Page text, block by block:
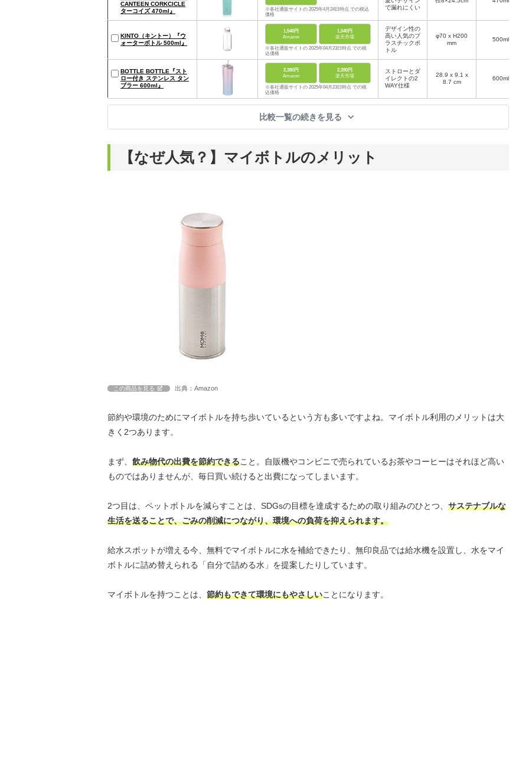
CANTEEN CORKCICLE
ターコイズ 470ml』
※各社通販サイトの 2025年4月24日時点 での税込
価格
で漏れにくい
KINTO（キントー）『ウ
ォーターボトル 500ml』
1,540円
Amazon
1,540円
楽天市場
※各社通販サイトの 2025年04月23日時点 での税
込価格
デザイン性の
高い人気のプ
ラスチックボ
トル
φ70 x H200
mm
500ml
BOTTLE BOTTLE『スト
ロー付き ステンレス タン
ブラー 600ml』
2,380円
Amazon
2,280円
楽天市場
※各社通販サイトの 2025年04月23日時点 での税
込価格
ストローとダ
イレクトの2
WAY仕様
28.9 x 9.1 x
8.7 cm
600ml
比較一覧の続きを見る
【なぜ人気？】マイボトルのメリット
この商品を見る 出典：Amazon
節約や環境のためにマイボトルを持ち歩いているという方も多いですよね。マイボトル利用のメリットは大
きく2つあります。
まず、 飲み物代の出費を節約できること。自販機やコンビニで売られているお茶やコーヒーはそれほど高い
ものではありませんが、毎日買い続けると出費になってしまいます。
2つ目は、ペットボトルを減らすことは、SDGsの目標を達成するための取り組みのひとつ、 サステナブルな
生活を送ることで、ごみの削減につながり、環境への負荷を抑えられます。
給水スポットが増える今、無料でマイボトルに水を補給できたり、無印良品では給水機を設置し、水をマイ
ボトルに詰め替えられる「自分で詰める水」を提案したりしています。
マイボトルを持つことは、 節約もできて環境にもやさしいことになります。